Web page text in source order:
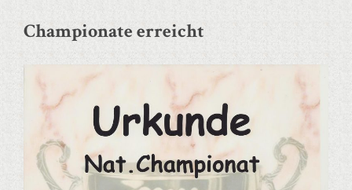
Championate erreicht